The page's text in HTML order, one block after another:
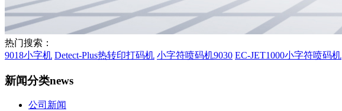
热门搜索：
9018小字机 Detect-Plus热转印打码机 小字符喷码机9030 EC-JET1000小字符喷码机
新闻分类news
公司新闻